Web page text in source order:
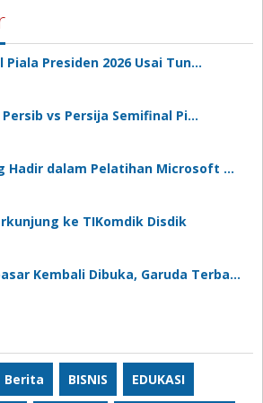
Piala Presiden 2026 Usai Tun…
vs Persija Semifinal Pi…
Hadir dalam Pelatihan Microsoft …
ke TIKomdik Disdik
Kembali Dibuka, Garuda Terba…
Berita BISNIS EDUKASI